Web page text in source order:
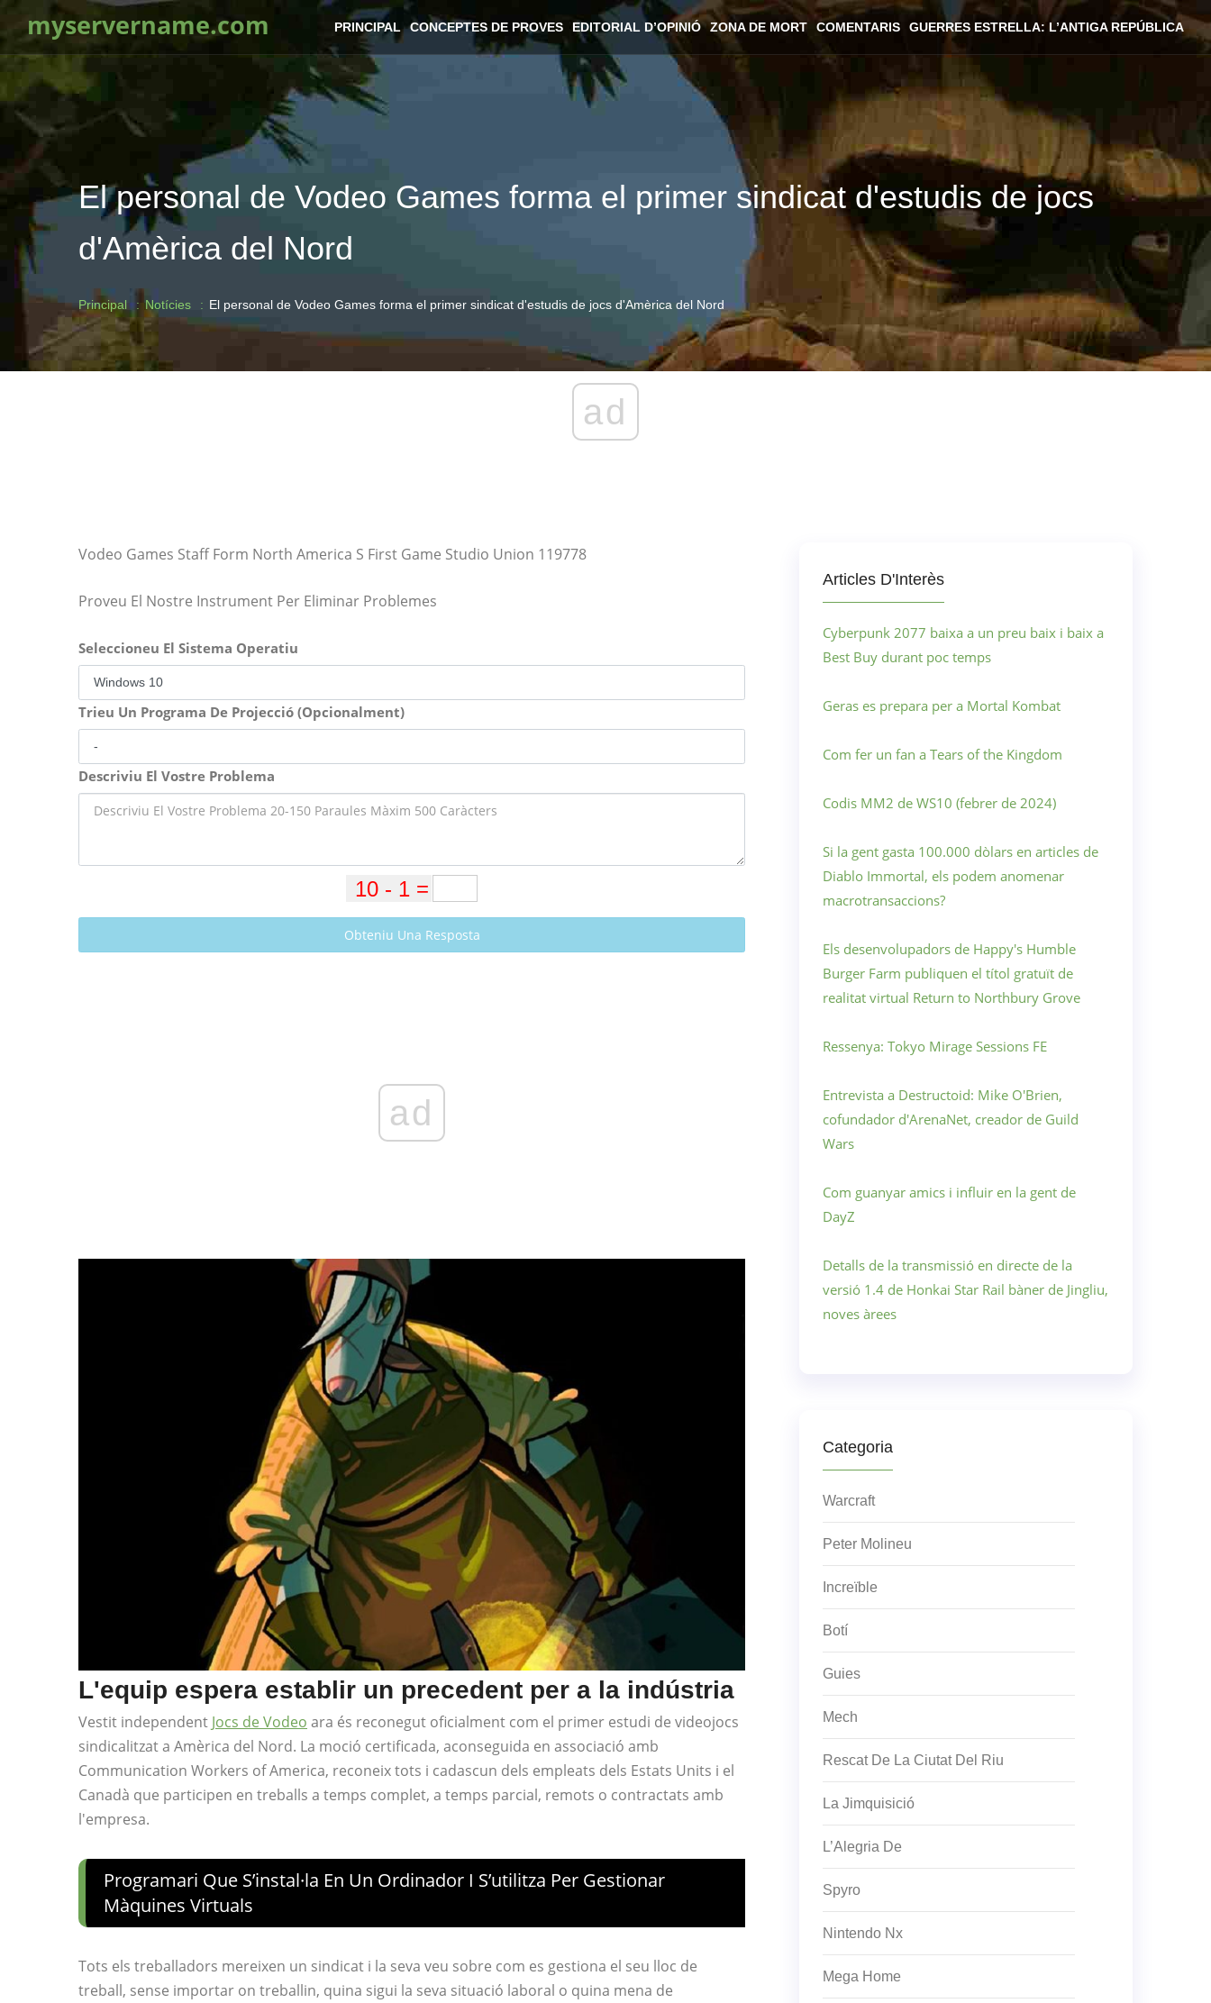
myservername.com PRINCIPAL CONCEPTES DE PROVES EDITORIAL D’OPINIÓ ZONA DE MORT COMENTARIS GUERRES ESTRELLA: L’ANTIGA REPÚBLICA
El personal de Vodeo Games forma el primer sindicat d'estudis de jocs
d'Amèrica del Nord
Principal Notícies El personal de Vodeo Games forma el primer sindicat d'estudis de jocs d'Amèrica del Nord
ad
Vodeo Games Staff Form North America S First Game Studio Union 119778
Proveu El Nostre Instrument Per Eliminar Problemes
Seleccioneu El Sistema Operatiu
Trieu Un Programa De Projecció (Opcionalment)
Descriviu El Vostre Problema
Obteniu Una Resposta
ad
L'equip espera establir un precedent per a la indústria
Vestit independent Jocs de Vodeo ara és reconegut oficialment com el primer estudi de videojocs
sindicalitzat a Amèrica del Nord. La moció certificada, aconseguida en associació amb
Communication Workers of America, reconeix tots i cadascun dels empleats dels Estats Units i el
Canadà que participen en treballs a temps complet, a temps parcial, remots o contractats amb
l'empresa.
Programari Que S’instal·la En Un Ordinador I S’utilitza Per Gestionar
Màquines Virtuals
Tots els treballadors mereixen un sindicat i la seva veu sobre com es gestiona el seu lloc de
treball, sense importar on treballin, quina sigui la seva situació laboral o quina mena de
Articles D'Interès
Cyberpunk 2077 baixa a un preu baix i baix a
Best Buy durant poc temps
Geras es prepara per a Mortal Kombat
Com fer un fan a Tears of the Kingdom
Codis MM2 de WS10 (febrer de 2024)
Si la gent gasta 100.000 dòlars en articles de
Diablo Immortal, els podem anomenar
macrotransaccions?
Els desenvolupadors de Happy's Humble
Burger Farm publiquen el títol gratuït de
realitat virtual Return to Northbury Grove
Ressenya: Tokyo Mirage Sessions FE
Entrevista a Destructoid: Mike O'Brien,
cofundador d'ArenaNet, creador de Guild
Wars
Com guanyar amics i influir en la gent de
DayZ
Detalls de la transmissió en directe de la
versió 1.4 de Honkai Star Rail bàner de Jingliu,
noves àrees
Categoria
Warcraft
Peter Molineu
Increïble
Botí
Guies
Mech
Rescat De La Ciutat Del Riu
La Jimquisició
L’Alegria De
Spyro
Nintendo Nx
Mega Home